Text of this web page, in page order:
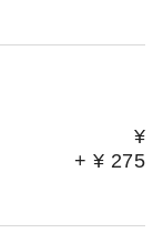
¥
+ ¥ 275